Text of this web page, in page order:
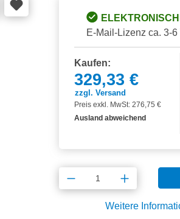
E-Mail-Lizenz ca. 3-
Kaufen:
329,33 €
zzgl. Versand
Preis exkl. MwSt: 276,75 €
Ausland abweichend
Produkt Anzahl:
Weitere